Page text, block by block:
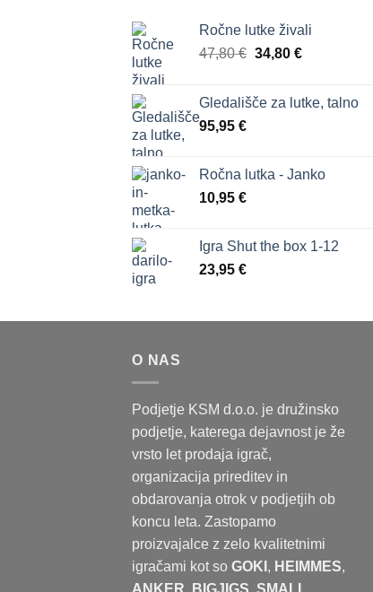
Ročne lutke živali
47,80€ Izvirna
bila:
34,80 €Trenutna
34,80 €.
Gledališče za lutke, talno
95,95 €
Ročna lutka - Janko
10,95 €
Igra Shut the box 1-12
23,95 €
O NAS
Podjetje KSM d.o.o. je družinsko
podjetje, katerega dejavnost je že
vrsto let prodaja igrač,
organizacija prireditev in
obdarovanja otrok v podjetjih ob
koncu leta. Zastopamo
proizvajalce z zelo kvalitetnimi
igračami kot so GOKI , HEIMMES,
ANKER
BIGJIGS, SMALL